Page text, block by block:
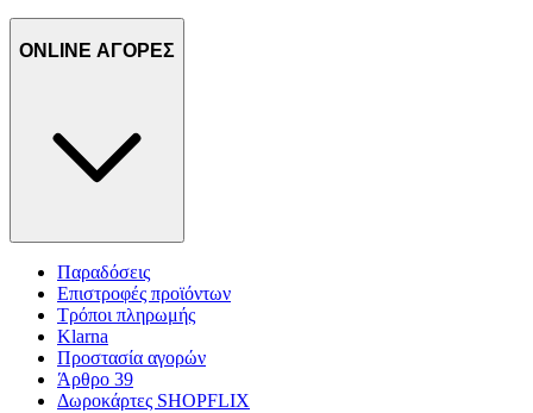
ONLINE ΑΓΟΡΕΣ
Παραδόσεις
Επιστροφές προϊόντων
Τρόποι πληρωμής
Klarna
Προστασία αγορών
Άρθρο 39
Δωροκάρτες SHOPFLIX